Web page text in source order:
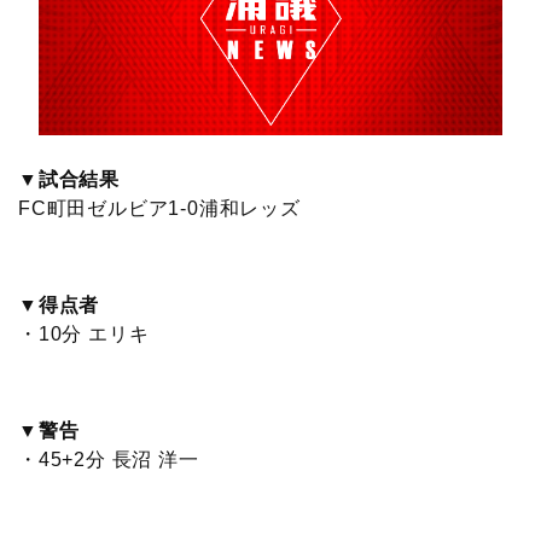
o
o
e
r
a o
t
i
n
▼試合結果
FC町田ゼルビア1-0浦和レッズ
▼得点者
・10分 エリキ
▼警告
・45+2分 長沼 洋一